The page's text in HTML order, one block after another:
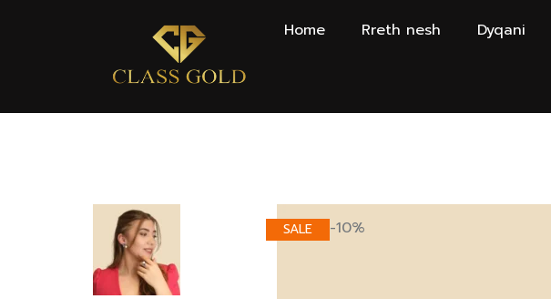
Home Rreth nesh Dyqani
SALE -10%